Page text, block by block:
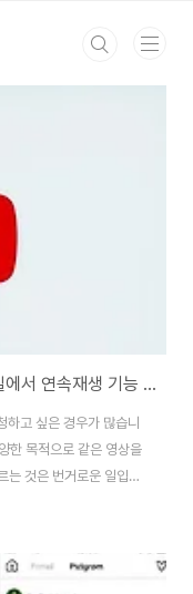
유튜브 반복재생 설정 방법: PC와 모바일에서 연속재생 기능 완벽 활용 가이드
고 싶은 경우가 많습니
한 목적으로 같은 영상을
는 것은 번거로운 일입니
러한 불편함을 해결할
정하기PC에서 유튜브